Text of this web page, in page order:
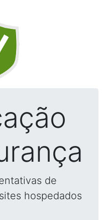
de
hospedados